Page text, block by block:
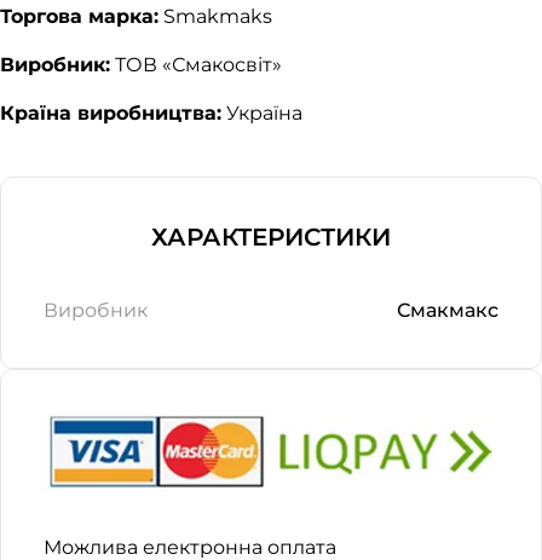
Торгова марка: Smakmaks
Виробник: ТОВ «Смакосвіт»
Країна виробництва: Україна
ХАРАКТЕРИСТИКИ
Виробник Смакмакс
Можлива електронна оплата